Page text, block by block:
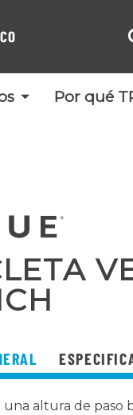
Por qué
una altura de paso